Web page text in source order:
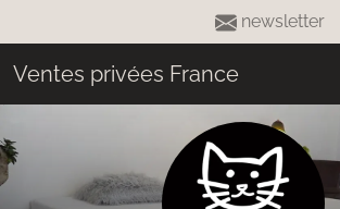
newsletter
Ventes privées France